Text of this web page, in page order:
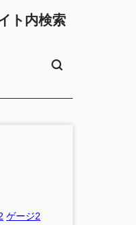
ト内検索
ゲージ2